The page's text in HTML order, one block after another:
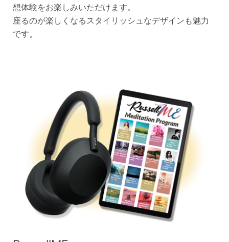
想体験をお楽しみいただけます。
座るのが楽しくなるスタイリッシュなデザインも魅力
です。